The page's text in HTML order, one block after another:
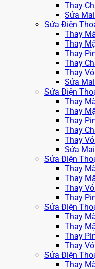
Thay
Sửa
Sửa Điện
Thay
Thay
Thay
Thay
Thay
Sửa
Sửa Điện
Thay
Thay
Thay
Thay
Thay
Sửa
Sửa Điện
Thay
Thay
Thay
Thay
Sửa Điện
Thay
Thay
Thay
Thay
Sửa Điện
Thay